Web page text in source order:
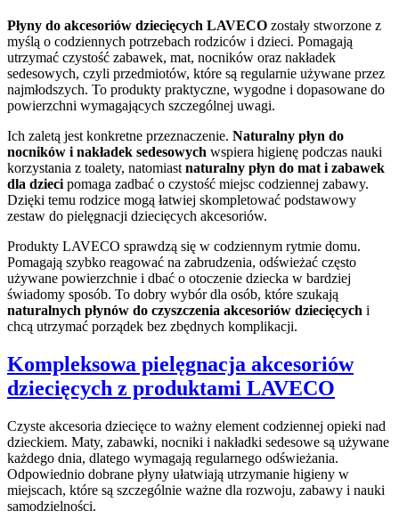
Płyny do akcesoriów dziecięcych LAVECO zostały stworzone z
myślą o codziennych potrzebach rodziców i dzieci. Pomagają
utrzymać czystość zabawek, mat, nocników oraz nakładek
sedesowych, czyli przedmiotów, które są regularnie używane przez
najmłodszych. To produkty praktyczne, wygodne i dopasowane do
powierzchni wymagających szczególnej uwagi.
Ich zaletą jest konkretne przeznaczenie. Naturalny płyn do
nocników i nakładek sedesowych wspiera higienę podczas nauki
korzystania z toalety, natomiast naturalny płyn do mat i zabawek
dla dzieci pomaga zadbać o czystość miejsc codziennej zabawy.
Dzięki temu rodzice mogą łatwiej skompletować podstawowy
zestaw do pielęgnacji dziecięcych akcesoriów.
Produkty LAVECO sprawdzą się w codziennym rytmie domu.
Pomagają szybko reagować na zabrudzenia, odświeżać często
używane powierzchnie i dbać o otoczenie dziecka w bardziej
świadomy sposób. To dobry wybór dla osób, które szukają
naturalnych płynów do czyszczenia akcesoriów dziecięcych i
chcą utrzymać porządek bez zbędnych komplikacji.
Kompleksowa pielęgnacja akcesoriów
dziecięcych z produktami LAVECO
Czyste akcesoria dziecięce to ważny element codziennej opieki nad
dzieckiem. Maty, zabawki, nocniki i nakładki sedesowe są używane
każdego dnia, dlatego wymagają regularnego odświeżania.
Odpowiednio dobrane płyny ułatwiają utrzymanie higieny w
miejscach, które są szczególnie ważne dla rozwoju, zabawy i nauki
samodzielności.